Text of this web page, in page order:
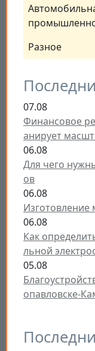
Разное
07.08
Финансовое
анирует
06.08
Для чего
ов
06.08
Изготовление
06.08
Как
льной
05.08
опавловске-